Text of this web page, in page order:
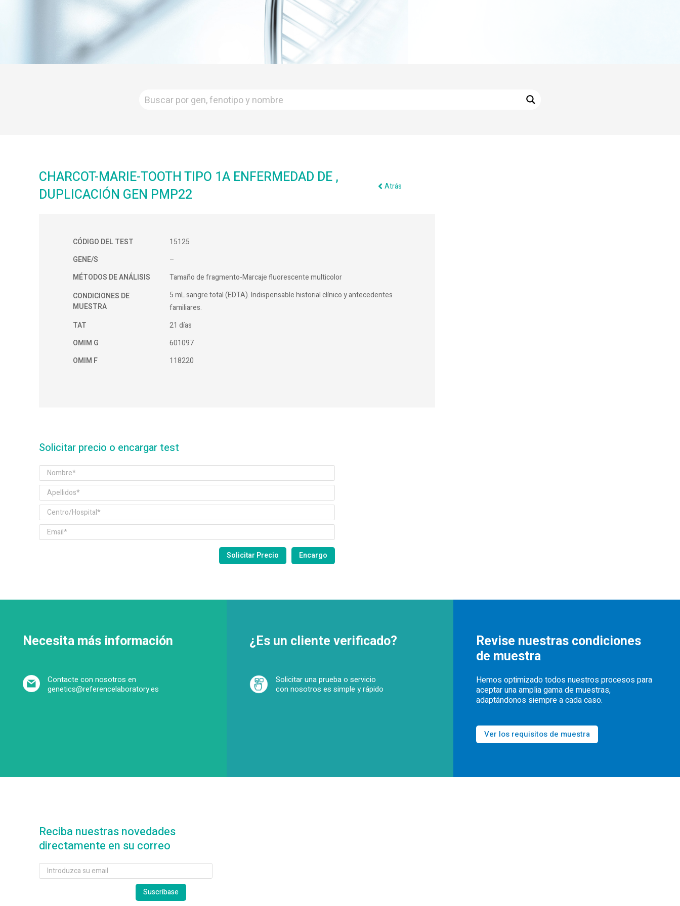
CHARCOT-MARIE-TOOTH TIPO 1A ENFERMEDAD DE ,
DUPLICACIÓN GEN PMP22
Atrás
CÓDIGO DEL TEST
15125
GENE/S
–
MÉTODOS DE ANÁLISIS
Tamaño de fragmento-Marcaje fluorescente multicolor
CONDICIONES DE
MUESTRA
5 mL sangre total (EDTA). Indispensable historial clínico y antecedentes
familiares.
TAT
21 días
OMIM G
601097
OMIM F
118220
Solicitar precio o encargar test
Necesita más información ¿Es un cliente verificado?
Revise nuestras condiciones
de muestra
Contacte con nosotros en
genetics@referencelaboratory.es
Solicitar una prueba o servicio
con nosotros es simple y rápido
Hemos optimizado todos nuestros procesos para
aceptar una amplia gama de muestras,
adaptándonos siempre a cada caso.
Ver los requisitos de muestra
Reciba nuestras novedades
directamente en su correo